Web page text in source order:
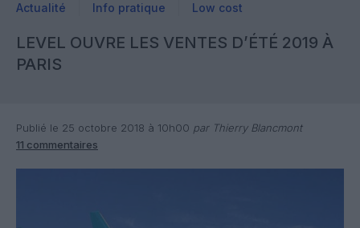
Actualité Info pratique Low cost
LEVEL OUVRE LES VENTES D’ÉTÉ 2019 À
PARIS
Publié le 25 octobre 2018 à 10h00 par Thierry Blancmont
11 commentaires